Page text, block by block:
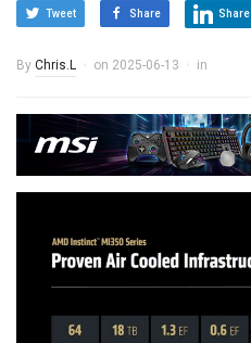
Tweet Share Share
By Chris.L on 2025-06-13 in